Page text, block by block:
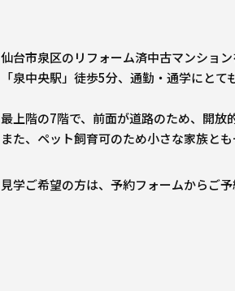
仙台市泉区のリフォーム済中古マンション
「泉中央駅」徒歩5分、通勤・通学にとて
最上階の7階で、前面が道路のため、開放
また、ペット飼育可のため小さな家族と
見学ご希望の方は、予約フォームからご予